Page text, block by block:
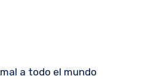
a todo el mundo